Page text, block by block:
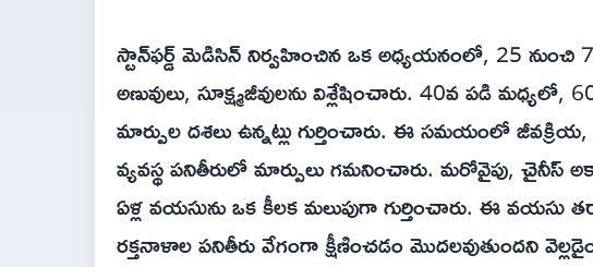
స్టాన్‌ఫర్డ్ మెడిసిన్ నిర్వహించిన ఒక అధ్యయనంలో, 25
అణువులు, సూక్ష్మజీవులను విశ్లేషించారు. 40వ పడి
మార్పుల దశలు ఉన్నట్లు గుర్తించారు. ఈ సమయంలో
వ్యవస్థ పనితీరులో మార్పులు గమనించారు. మరోవైపు,
ఏళ్ల వయసును ఒక కీలక మలుపుగా గుర్తించారు. ఈ
రక్తనాళాల పనితీరు వేగంగా క్షీణించడం మొదలవుతుందని